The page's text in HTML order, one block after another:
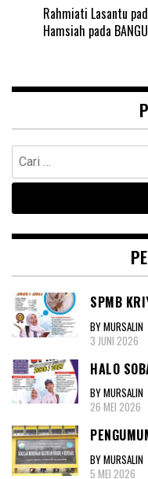
Rahmiati Lasantu
Hamsiah pada
Cari
untuk:
SPMB
BY MURSALIN
3 JUNI 2026
HALO
BY MURSALIN
26 MEI 2026
BY MURSALIN
5 MEI 2026